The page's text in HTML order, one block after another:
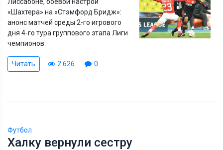
«Шахтера» на «Стэмфорд Бридж»:
анонс матчей среды 2-го игрового
дня 4-го тура группового этапа Лиги
чемпионов.
Читать 2 626 0
Футбол
Халку вернули сестру